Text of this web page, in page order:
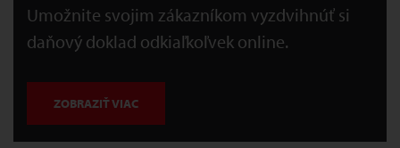
Umožnite svojim zákazníkom vyzdvihnúť si
daňový doklad odkiaľkoľvek online.
ZOBRAZIŤ VIAC